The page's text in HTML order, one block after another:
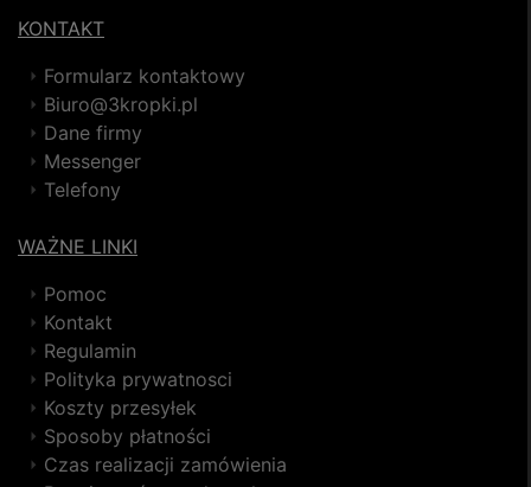
KONTAKT
Formularz kontaktowy
Biuro@3kropki.pl
Dane firmy
Messenger
Telefony
WAŻNE LINKI
Pomoc
Kontakt
Regulamin
Polityka prywatnosci
Koszty przesyłek
Sposoby płatności
Czas realizacji zamówienia